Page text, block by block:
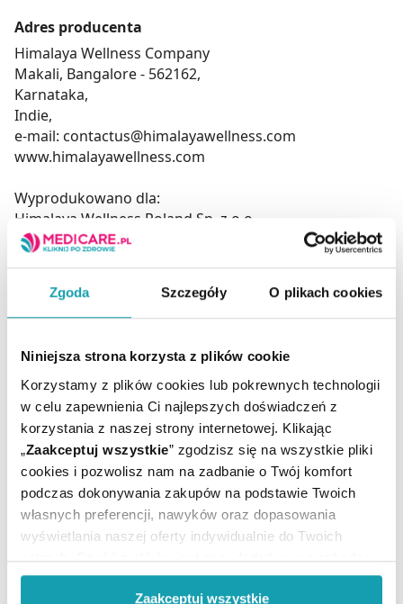
Zgoda Szczegóły O plikach cookies
Niniejsza strona korzysta z plików cookie
Korzystamy z plików cookies lub pokrewnych technologii
w celu zapewnienia Ci najlepszych doświadczeń z
korzystania z naszej strony internetowej. Klikając
„Zaakceptuj wszystkie” zgodzisz się na wszystkie pliki
cookies i pozwolisz nam na zadbanie o Twój komfort
podczas dokonywania zakupów na podstawie Twoich
własnych preferencji, nawyków oraz dopasowania
wyświetlania naszej oferty indywidualnie do Twoich
potrzeb. Część z plików jest nam dodatkowo niezbędna
do prawidłowego działania Portalu oraz jego
funkcjonalności. W zależności od funkcji, dane o tym jak
Zaakceptuj wszystkie
Adres producenta
Himalaya Wellness Company
Makali, Bangalore - 562162,
Karnataka,
Indie,
e-mail: contactus@himalayawellness.com
www.himalayawellness.com
Wyprodukowano dla:
Himalaya Wellness Poland Sp. z o.o.
Aleje Jerozolimskie 81,
www.himalayawellness.pl
Himalaya Wellness Poland Sp. z o.o.
Aleje Jerozolimskie 81,
02-001 Warszawa,
Polska,
www.himalayawellness.pl
Suplement diety nie może być stosowany jak
Nie należy przekraczać zalecanej porcji do spożycia w